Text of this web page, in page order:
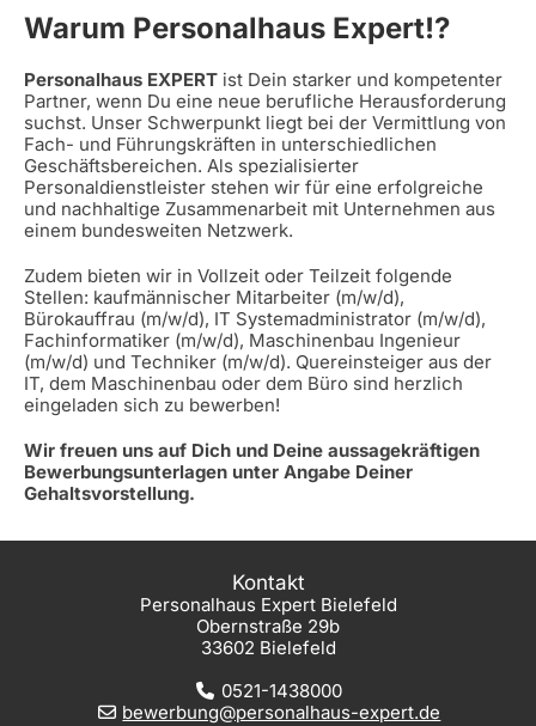
Warum Personalhaus Expert!?
Personalhaus EXPERT ist Dein starker und kompetenter
Partner, wenn Du eine neue berufliche Herausforderung
suchst. Unser Schwerpunkt liegt bei der Vermittlung von
Fach- und Führungskräften in unterschiedlichen
Geschäftsbereichen. Als spezialisierter
Personaldienstleister stehen wir für eine erfolgreiche
und nachhaltige Zusammenarbeit mit Unternehmen aus
einem bundesweiten Netzwerk.
Zudem bieten wir in Vollzeit oder Teilzeit folgende
Stellen: kaufmännischer Mitarbeiter (m/w/d),
Bürokauffrau (m/w/d), IT Systemadministrator (m/w/d),
Fachinformatiker (m/w/d), Maschinenbau Ingenieur
(m/w/d) und Techniker (m/w/d). Quereinsteiger aus der
IT, dem Maschinenbau oder dem Büro sind herzlich
eingeladen sich zu bewerben!
Wir freuen uns auf Dich und Deine aussagekräftigen
Bewerbungsunterlagen unter Angabe Deiner
Gehaltsvorstellung.
Kontakt
Personalhaus Expert Bielefeld
Obernstraße 29b
33602 Bielefeld
0521-1438000
bewerbung@personalhaus-expert.de